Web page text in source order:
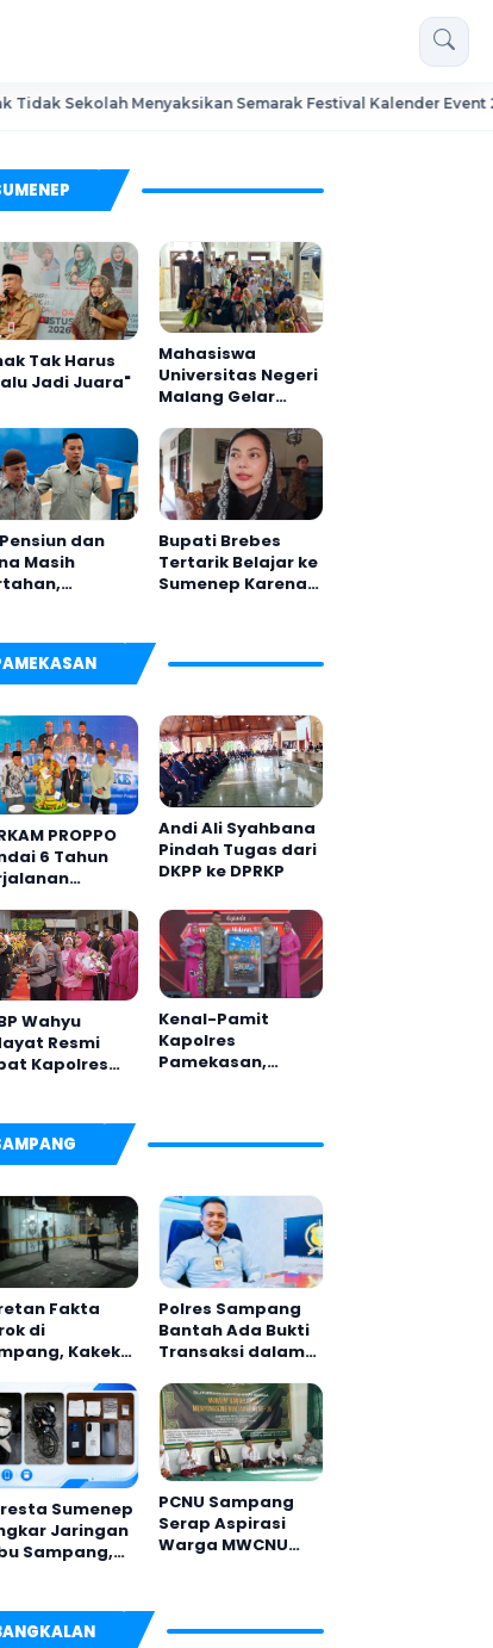
Menyaksikan Semarak Festival Kalender Event 2026
Tak Harus
Jadi Juara"
Mahasiswa
Universitas Negeri
Malang Gelar
di Desa Dapenda
Pensiun dan
Masih
Bupati Brebes
Tertarik Belajar ke
Sumenep Karena
PROPPO
6 Tahun
Mars,
dan Buku
Andi Ali Syahbana
Pindah Tugas dari
DKPP ke DPRKP
Wahyu
Resmi
Kapolres
Pora
Kenal-Pamit
Kapolres
Pamekasan,
untuk AKBP
Fakta
di
Kakek
2 Pria
Polres Sampang
Bantah Ada Bukti
Transaksi dalam
Anak 27 Tersangka
Sumenep
Jaringan
Sampang,
PCNU Sampang
Serap Aspirasi
Warga MWCNU